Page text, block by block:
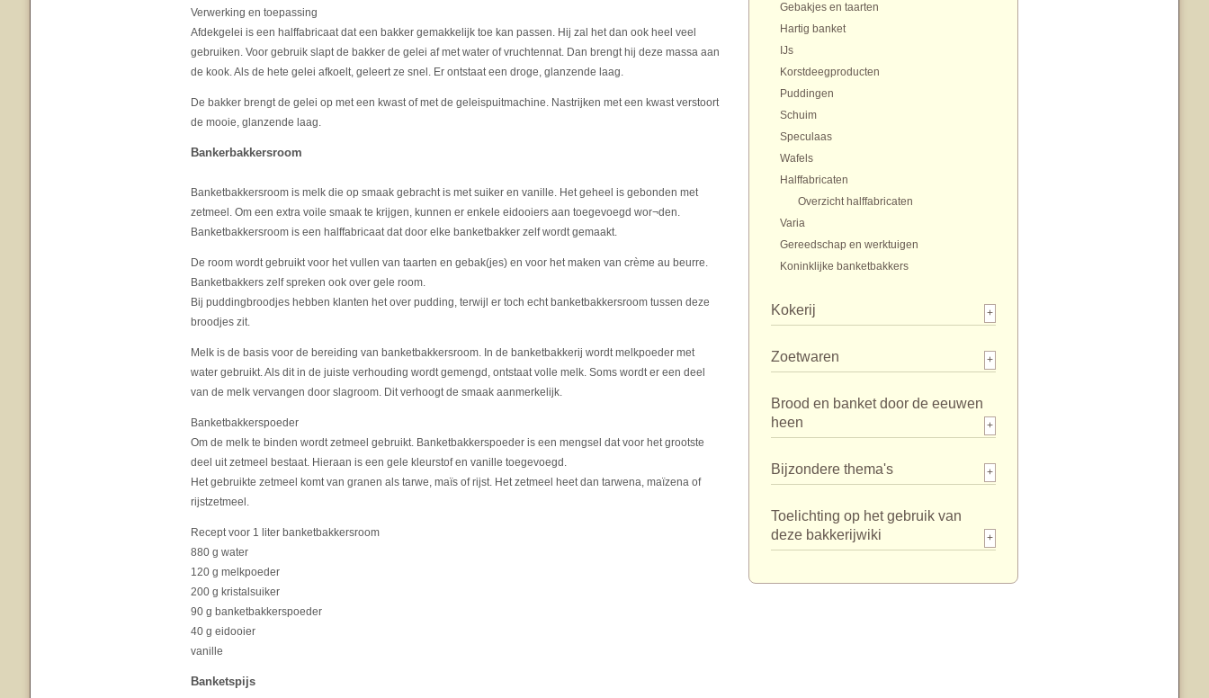
Verwerking en toepassing
Afdekgelei is een halffabricaat dat een bakker gemakkelijk toe kan passen. Hij zal het dan ook heel veel
gebruiken. Voor gebruik slapt de bakker de gelei af met water of vruchtennat. Dan brengt hij deze massa aan
de kook. Als de hete gelei afkoelt, geleert ze snel. Er ontstaat een droge, glanzende laag.
De bakker brengt de gelei op met een kwast of met de geleispuitmachine. Nastrijken met een kwast verstoort
de mooie, glanzende laag.
Bankerbakkersroom
Banketbakkersroom is melk die op smaak gebracht is met suiker en vanille. Het geheel is gebonden met
zetmeel. Om een extra voile smaak te krijgen, kunnen er enkele eidooiers aan toegevoegd wor¬den.
Banketbakkersroom is een halffabricaat dat door elke banketbakker zelf wordt gemaakt.
De room wordt gebruikt voor het vullen van taarten en gebak(jes) en voor het maken van crème au beurre.
Banketbakkers zelf spreken ook over gele room.
Bij puddingbroodjes hebben klanten het over pudding, terwijl er toch echt banketbakkersroom tussen deze
broodjes zit.
Melk is de basis voor de bereiding van banketbakkersroom. In de banketbakkerij wordt melkpoeder met
water gebruikt. Als dit in de juiste verhouding wordt gemengd, ontstaat volle melk. Soms wordt er een deel
van de melk vervangen door slagroom. Dit verhoogt de smaak aanmerkelijk.
Banketbakkerspoeder
Om de melk te binden wordt zetmeel gebruikt. Banketbakkerspoeder is een mengsel dat voor het grootste
deel uit zetmeel bestaat. Hieraan is een gele kleurstof en vanille toegevoegd.
Het gebruikte zetmeel komt van granen als tarwe, maïs of rijst. Het zetmeel heet dan tarwena, maïzena of
rijstzetmeel.
Recept voor 1 liter banketbakkersroom
880 g water
120 g melkpoeder
200 g kristalsuiker
90 g banketbakkerspoeder
40 g eidooier
vanille
Banketspijs
Gebakjes en taarten
Hartig banket
IJs
Korstdeegproducten
Puddingen
Schuim
Speculaas
Wafels
Halffabricaten
Overzicht halffabricaten
Varia
Gereedschap en werktuigen
Koninklijke banketbakkers
Kokerij +
Zoetwaren +
Brood en banket door de eeuwen
heen
+
Bijzondere thema's +
Toelichting op het gebruik van
deze bakkerijwiki
+